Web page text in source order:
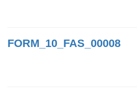
FORM_10_FAS_00008